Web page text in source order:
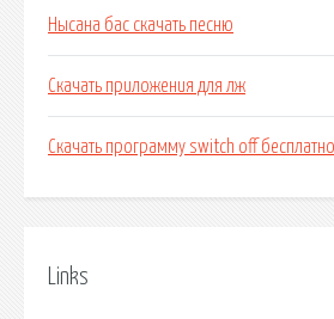
Нысана бас скачать песню
Скачать приложения для лж
Скачать программу switch off
Links